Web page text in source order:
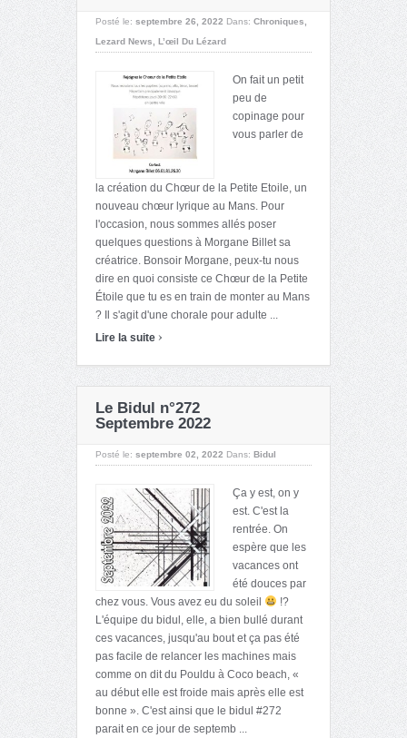
Posté le: septembre 26, 2022 Dans: Chroniques
Lezard News
L’œil Du Lézard
On fait un petit
peu de
copinage pour
vous parler de
la création du Chœur de la Petite Etoile, un
nouveau chœur lyrique au Mans. Pour
l'occasion, nous sommes allés poser
quelques questions à Morgane Billet sa
créatrice. Bonsoir Morgane, peux-tu nous
dire en quoi consiste ce Chœur de la Petite
Étoile que tu es en train de monter au Mans
? Il s'agit d'une chorale pour adulte ...
Lire la suite ›
Le Bidul n°272
Septembre 2022
Posté le: septembre 02, 2022 Dans: Bidul
Ça y est, on y
est. C'est la
rentrée. On
espère que les
vacances ont
été douces par
chez vous. Vous avez eu du soleil
!?
L'équipe du bidul, elle, a bien bullé durant
ces vacances, jusqu'au bout et ça pas été
pas facile de relancer les machines mais
comme on dit du Pouldu à Coco beach, «
au début elle est froide mais après elle est
bonne ». C'est ainsi que le bidul #272
parait en ce jour de septemb ...